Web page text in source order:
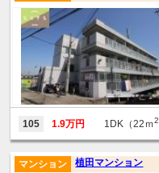
105 1.9万円 1DK（22ｍ2
植田マンション
マンション